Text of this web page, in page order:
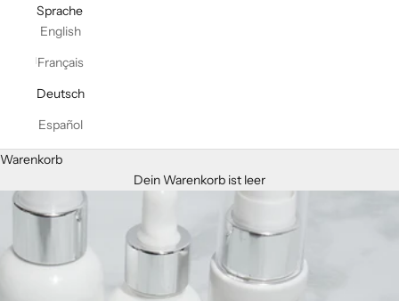
Sprache
English
Français
Deutsch
Español
Warenkorb
Dein Warenkorb ist leer